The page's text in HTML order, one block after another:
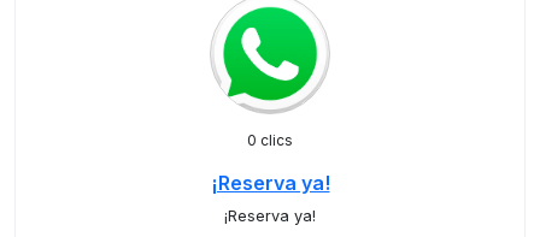
0 clics
¡Reserva ya!
¡Reserva ya!